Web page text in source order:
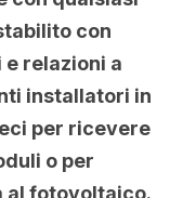
con
relazioni a
installatori in
per ricevere
o per
al fotovoltaico.